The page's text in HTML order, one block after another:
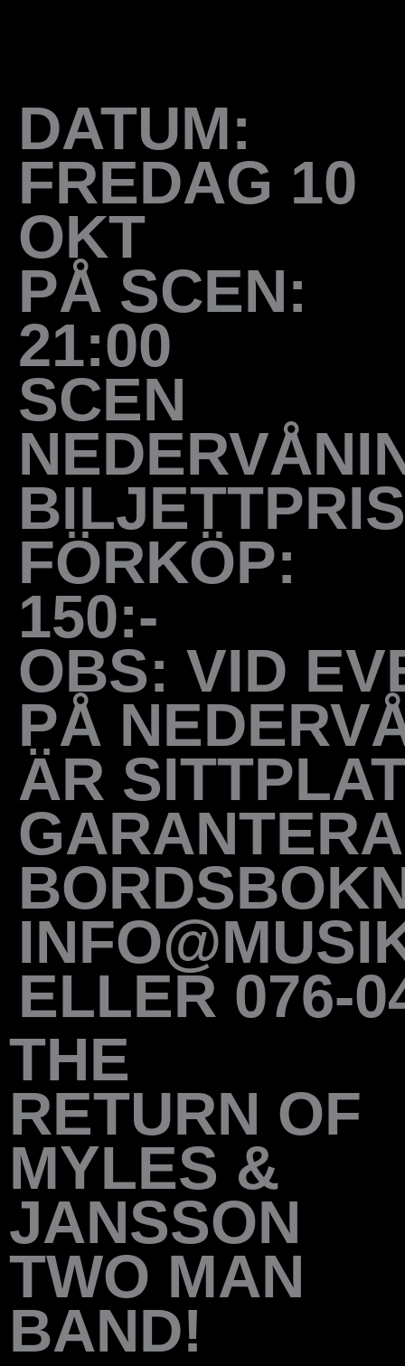
DATUM:
FREDAG 10
OKT
PÅ SCEN:
21:00
SCEN
BILJETTPRIS
FÖRKÖP:
150:-
OBS: VID
PÅ
ÄR
ELLER 076-
THE
RETURN OF
MYLES &
JANSSON
TWO MAN
BAND!